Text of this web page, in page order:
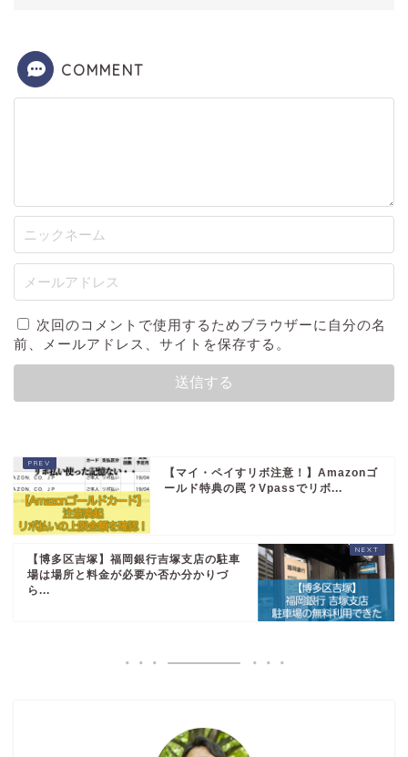
COMMENT
次回のコメントで使用するためブラウザーに自分の名
前、メールアドレス、サイトを保存する。
【マイ・ペイすリボ注意！】Amazonゴ
ールド特典の罠？Vpassでリボ...
【博多区吉塚】福岡銀行吉塚支店の駐車
場は場所と料金が必要か否か分かりづ
ら...